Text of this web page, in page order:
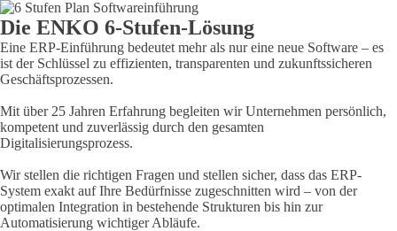
Die ENKO 6-Stufen-Lösung
Eine ERP-Einführung bedeutet mehr als nur eine neue Software – es
ist der Schlüssel zu effizienten, transparenten und zukunftssicheren
Geschäftsprozessen.
Mit über 25 Jahren Erfahrung begleiten wir Unternehmen persönlich,
kompetent und zuverlässig durch den gesamten
Digitalisierungsprozess.
Wir stellen die richtigen Fragen und stellen sicher, dass das ERP-
System exakt auf Ihre Bedürfnisse zugeschnitten wird – von der
optimalen Integration in bestehende Strukturen bis hin zur
Automatisierung wichtiger Abläufe.